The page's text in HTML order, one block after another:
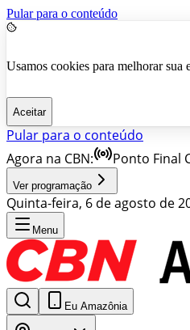
Pular para o conteúdo
Usamos cookies para melhorar sua
Aceitar
Pular para o conteúdo
Agora na CBN:
Ponto Final
Ver programação
Quinta-feira, 6 de agosto de
Menu
Eu Amazônia